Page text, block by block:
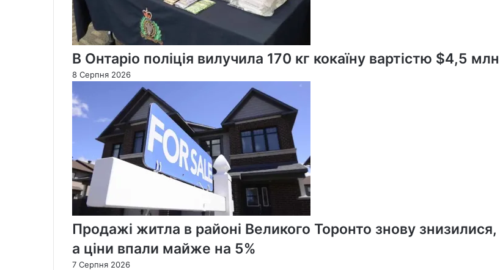
В Онтаріо поліція вилучила 170 кг кокаїну вартістю $4,5 млн
8 Серпня 2026
Продажі житла в районі Великого Торонто знову знизилися,
а ціни впали майже на 5%
7 Серпня 2026